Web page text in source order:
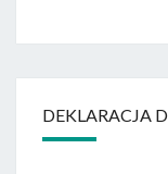
DEKLARACJA